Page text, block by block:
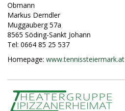
Obmann
Markus Derndler
Muggauberg 57a
8565 Söding-Sankt Johann
Tel: 0664 85 25 537
Homepage: www.tennissteiermark.at